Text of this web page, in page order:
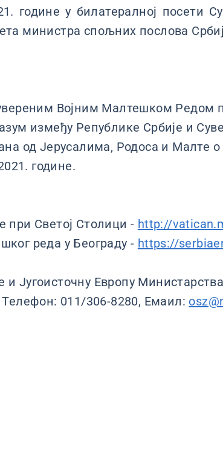
године у билатералној посети
министра спољних послова
Војним Малтешком Редом
између Републике Србије и
од Јерусалима, Родоса и Малте
године.
при Светој Столици - http://
реда у Београду - https://
Југоисточну Европу
011/306-8280, Емаил: